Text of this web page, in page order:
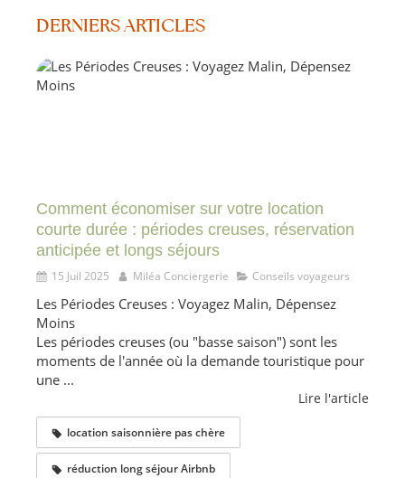
DERNIERS ARTICLES
Comment économiser sur votre location
courte durée : périodes creuses, réservation
anticipée et longs séjours
15 Juil 2025 Miléa Conciergerie Conseils voyageurs
Les Périodes Creuses : Voyagez Malin, Dépensez
Moins
Les périodes creuses (ou "basse saison") sont les
moments de l'année où la demande touristique pour
une ...
Lire l'article
location saisonnière pas chère
réduction long séjour Airbnb